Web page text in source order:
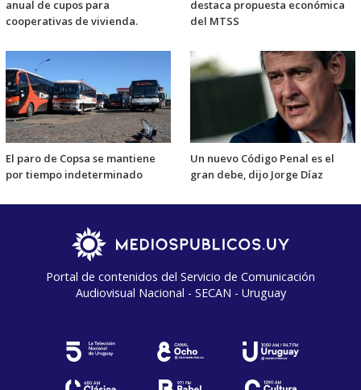
anual de cupos para
cooperativas de vivienda.
destaca propuesta económica
del MTSS
El paro de Copsa se mantiene
por tiempo indeterminado
Un nuevo Código Penal es el
gran debe, dijo Jorge Díaz
Portal de contenidos del Servicio de Comunicación
Audiovisual Nacional - SECAN - Uruguay